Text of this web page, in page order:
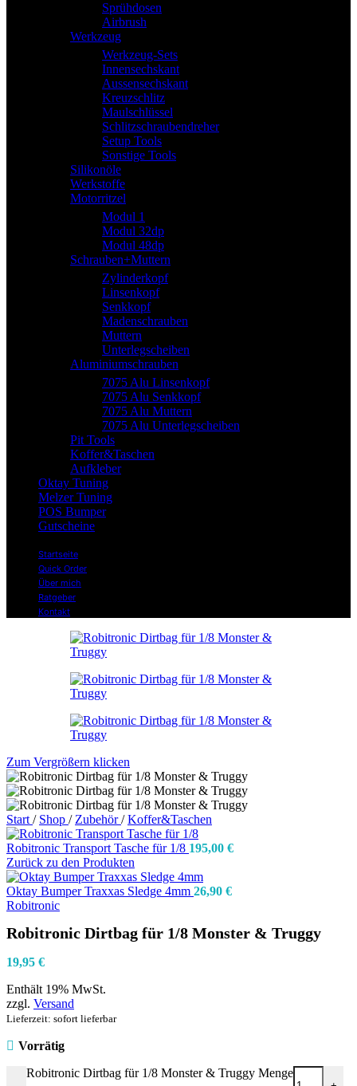
Sprühdosen
Airbrush
Werkzeug
Werkzeug-Sets
Innensechskant
Aussensechskant
Kreuzschlitz
Maulschlüssel
Schlitzschraubendreher
Setup Tools
Sonstige Tools
Silikonöle
Werkstoffe
Motorritzel
Modul 1
Modul 32dp
Modul 48dp
Schrauben+Muttern
Zylinderkopf
Linsenkopf
Senkkopf
Madenschrauben
Muttern
Unterlegscheiben
Aluminiumschrauben
7075 Alu Linsenkopf
7075 Alu Senkkopf
7075 Alu Muttern
7075 Alu Unterlegscheiben
Pit Tools
Koffer&Taschen
Aufkleber
Oktay Tuning
Melzer Tuning
POS Bumper
Gutscheine
Startseite
Quick Order
Über mich
Ratgeber
Kontakt
Zum Vergrößern klicken
Start / Shop / Zubehör/ Koffer&Taschen
Robitronic Transport Tasche für 1/8 195,00 €
Zurück zu den Produkten
Oktay Bumper Traxxas Sledge 4mm 26,90 €
Robitronic
Robitronic Dirtbag für 1/8 Monster & Truggy
19,95 €
Enthält 19% MwSt.
zzgl. Versand
Lieferzeit: sofort lieferbar
Vorrätig
Robitronic Dirtbag für 1/8 Monster & Truggy Menge